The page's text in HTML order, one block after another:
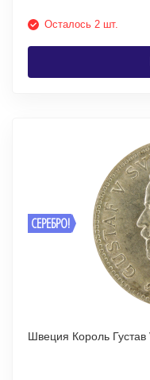
Осталось 2 шт.
СЕРЕБРО!